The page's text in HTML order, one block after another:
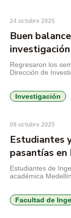
24 octubre 2025
Buen
RedCOLSI
Regresaron los
Dirección de
(RedCOLSI). En el
Semilleros de
Investigación
09 octubre 2025
Estudiantes
pasantías
Estudiantes de
académica
pasantía
(UNIVABE), en
Facultad de